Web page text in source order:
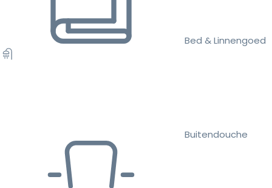
Bed & Linnengoed
Buitendouche